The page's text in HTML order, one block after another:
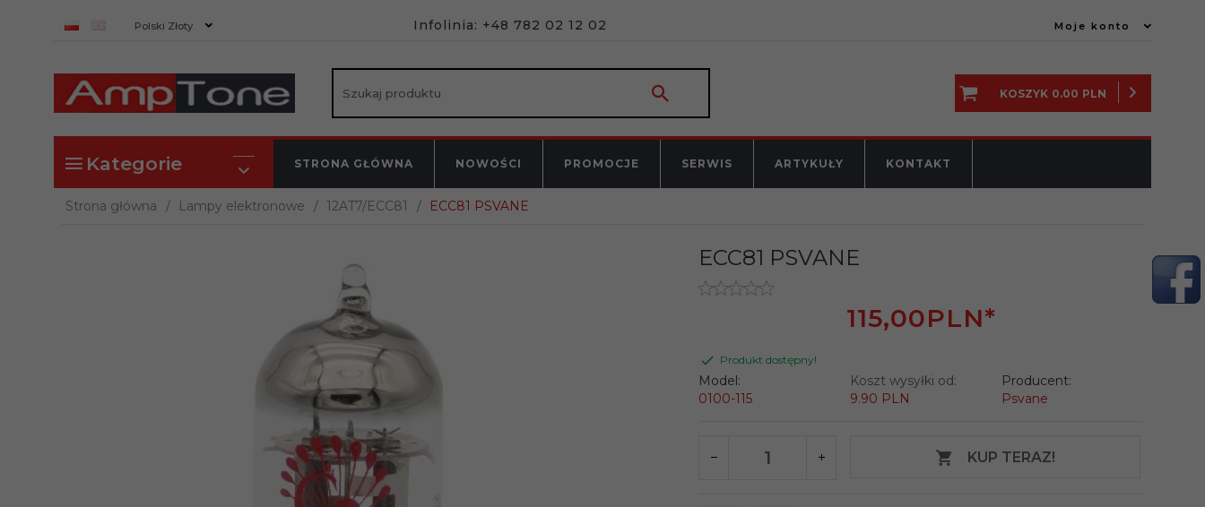
currency_h
Polski Złoty Infolinia: +48 782 02 12 02 Moje konto
KOSZYK 0.00 PLN
Kategorie STRONA GŁÓWNA NOWOŚCI PROMOCJE SERWIS ARTYKUŁY KONTAKT
Strona główna Lampy elektronowe 12AT7/ECC81 ECC81 PSVANE
ECC81 PSVANE
115,00PLN*
Produkt dostępny!
Model:
0100-115
Koszt wysyłki od:
9.90 PLN
Producent:
Psvane
KUP TERAZ!